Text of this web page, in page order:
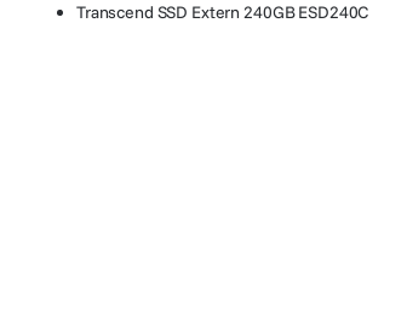
Transcend SSD Extern 240GB ESD240C